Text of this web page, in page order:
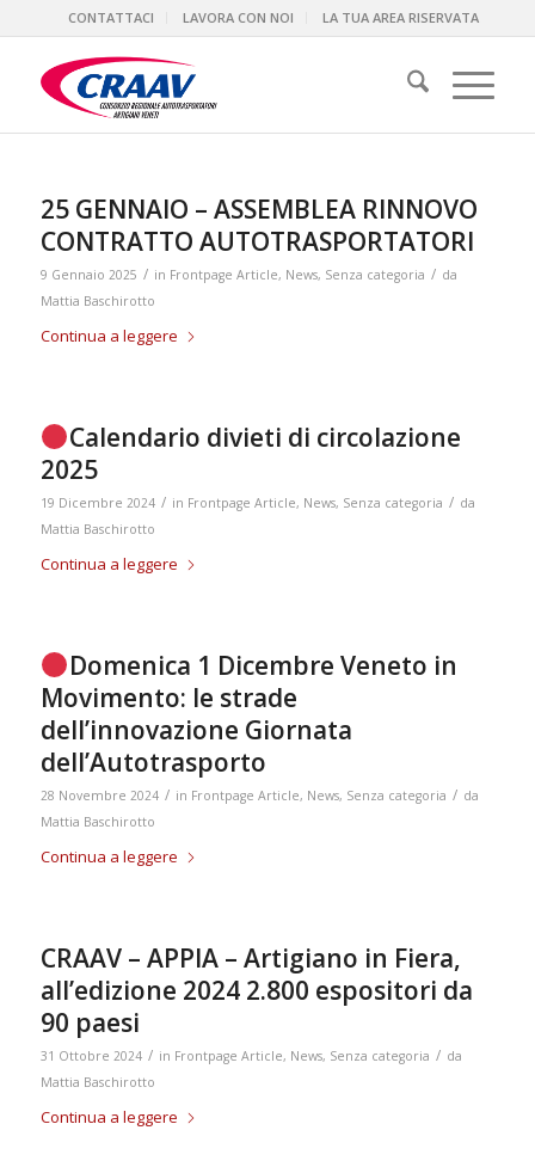
CONTATTACI LAVORA CON NOI LA TUA AREA RISERVATA
25 GENNAIO – ASSEMBLEA RINNOVO
CONTRATTO AUTOTRASPORTATORI
9 Gennaio 2025 / in Frontpage Article, News, Senza categoria / da
Mattia Baschirotto
Continua a leggere
Calendario divieti di circolazione
2025
19 Dicembre 2024 / in Frontpage Article, News, Senza categoria / da
Mattia Baschirotto
Continua a leggere
Domenica 1 Dicembre Veneto in
Movimento: le strade
dell’innovazione Giornata
dell’Autotrasporto
28 Novembre 2024 / in Frontpage Article, News, Senza categoria / da
Mattia Baschirotto
Continua a leggere
CRAAV – APPIA – Artigiano in Fiera,
all’edizione 2024 2.800 espositori da
90 paesi
31 Ottobre 2024 / in Frontpage Article, News, Senza categoria / da
Mattia Baschirotto
Continua a leggere